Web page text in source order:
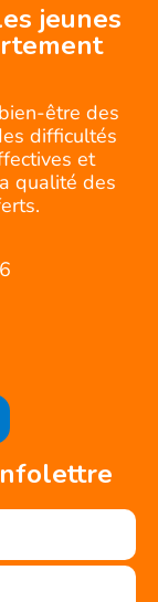
jeunes
être des
difficultés
et
qualité des